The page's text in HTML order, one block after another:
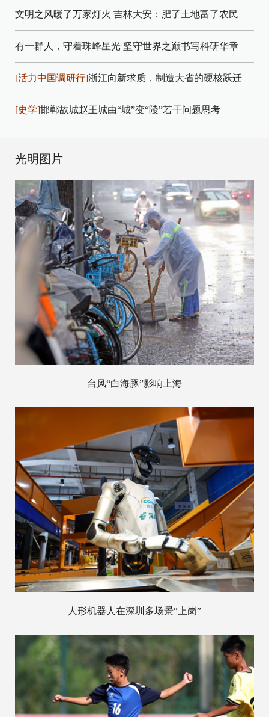
文明之风暖了万家灯火 吉林大安：肥了土地富了农民
有一群人，守着珠峰星光 坚守世界之巅书写科研华章
[活力中国调研行]浙江向新求质，制造大省的硬核跃迁
[史学]邯郸故城赵王城由“城”变“陵”若干问题思考
光明图片
台风“白海豚”影响上海
人形机器人在深圳多场景“上岗”